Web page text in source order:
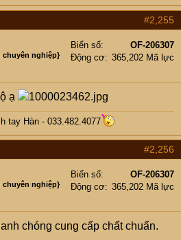
#2,255
chuyên nghiệp}
Biển số
OF-206307
Động cơ
365,202 Mã lực
ạ
tay Hàn - 033.482.4077
#2,256
chuyên nghiệp}
Biển số
OF-206307
Động cơ
365,202 Mã lực
chóng cung cấp chất chuẩn.